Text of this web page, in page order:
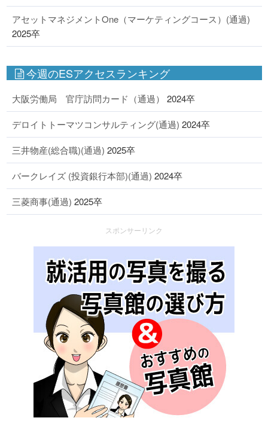
アセットマネジメントOne（マーケティングコース）(通過)
2025卒
今週のESアクセスランキング
大阪労働局 官庁訪問カード（通過） 2024卒
デロイトトーマツコンサルティング(通過) 2024卒
三井物産(総合職)(通過) 2025卒
バークレイズ (投資銀行本部)(通過) 2024卒
三菱商事(通過) 2025卒
スポンサーリンク